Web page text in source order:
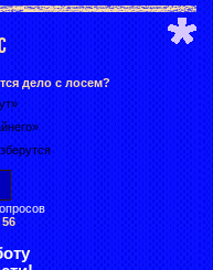
дело с лосем?
56